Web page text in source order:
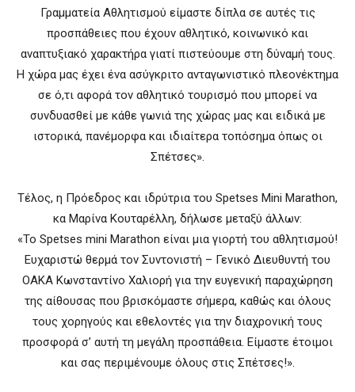
Γραμματεία Αθλητισμού είμαστε δίπλα σε αυτές τις
προσπάθειες που έχουν αθλητικό, κοινωνικό και
αναπτυξιακό χαρακτήρα γιατί πιστεύουμε στη δύναμή τους.
Η χώρα μας έχει ένα ασύγκριτο ανταγωνιστικό πλεονέκτημα
σε ό,τι αφορά τον αθλητικό τουρισμό που μπορεί να
συνδυασθεί με κάθε γωνιά της χώρας μας και ειδικά με
ιστορικά, πανέμορφα και ιδιαίτερα τοπόσημα όπως οι
Σπέτσες».
Τέλος, η Πρόεδρος και ιδρύτρια του Spetses Mini Marathon,
κα Μαρίνα Κουταρέλλη, δήλωσε μεταξύ άλλων:
«Το Spetses mini Marathon είναι μια γιορτή του αθλητισμού!
Ευχαριστώ θερμά τον Συντονιστή – Γενικό Διευθυντή του
ΟΑΚΑ Κωνσταντίνο Χαλιορή για την ευγενική παραχώρηση
της αίθουσας που βρισκόμαστε σήμερα, καθώς και όλους
τους χορηγούς και εθελοντές για την διαχρονική τους
προσφορά σ’ αυτή τη μεγάλη προσπάθεια. Είμαστε έτοιμοι
και σας περιμένουμε όλους στις Σπέτσες!».